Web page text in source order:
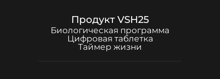
Продукт VSH25
Биологическая программа
Цифровая таблетка
Таймер жизни